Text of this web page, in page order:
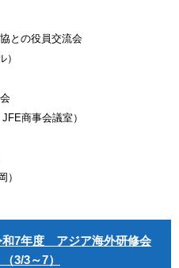
との役員交流会
）
商事会議室）
）
7年度 アジア海外研修会
3/3～7）